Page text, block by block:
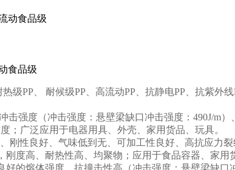
食品级
级PP、 耐候级PP、高流动PP、抗静电PP、抗紫外
击强度（冲击强度：悬壁梁缺口冲击强度：490J/m
；广泛应用于电器用具、外壳、家用货品、玩具。
刚性良好、气味低到无、可加工性良好、高抗应力
刚度高、耐热性高、均聚物；应用于食品容器、家用